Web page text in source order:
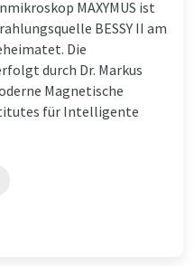
MAXYMUS ist
BESSY II am
Die
durch Dr. Markus
Magnetische
für Intelligente